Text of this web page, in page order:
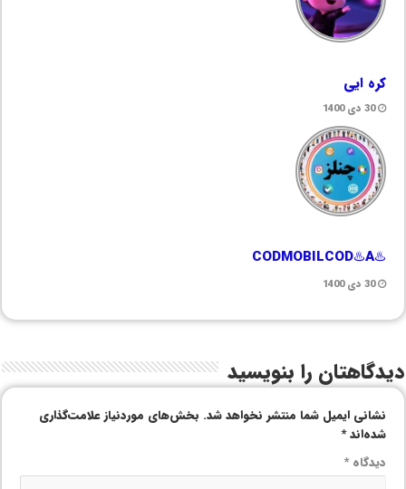
کره ایی
30 دی 1400
♨️CODMOBILCOD♨️A
30 دی 1400
دیدگاهتان را بنویسید
نشانی ایمیل شما منتشر نخواهد شد. بخش‌های موردنیاز علامت‌گذاری
شده‌اند*
دیدگاه*